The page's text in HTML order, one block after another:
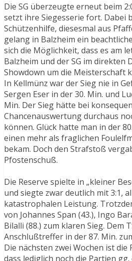
Die SG überzeugte erneut beim
setzt ihre Siegesserie fort. Dabei
Schützenhilfe, diesesmal aus
gelang in Balzheim ein
sich die Möglichkeit, dass es am
Balzheim und der SG im direkten
Showdown um die Meisterschaft
In Kellmünz war der Sieg nie in
Sergen Eser in der 30. Min. und
Min. Der Sieg hätte bei
Chancenauswertung durchaus
können. Glück hatte man in der
einen mehr als fraglichen
bekam. Doch den Strafstoß
Pfostenschuß.
Die Reserve spielte in „kleiner
und siegte zwar deutlich mit 3:1,
katastrophalen Leistung.
von Johannes Span (43.), Ingo
Bilalli (88.) zum klaren Sieg. Dem
Anschlußtreffer in der 87. Min.
Die nächsten zwei Wochen ist die
dass lediglich noch die Partien gg.